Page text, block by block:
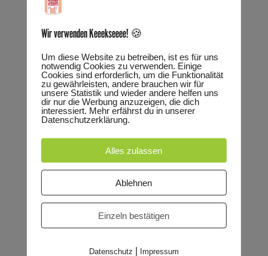
genau richtig!
Unser Spielclubs finden wöchentlich statt. Die
Kosten betragen 40 € im Monat. Der Beitrag ist so
kalkuliert, dass er auch in der schulfreien Zeit zu
entrichten ist. Er ist monatlich im Voraus fällig und
wird per Dauerauftrag erhoben. Die
Kündigungsfrist beträgt 4 Wochen.
Kurs 1 (KIDS):
Jeden Montag von 16:00 – 17:30
Uhr, 8 – 12 Jahre
: Jeden Montag von 17:45 –
19:15 Uhr, 12 – 14 Jahre
Kursleitung: EllenWawrzyniak (Schauspielerin,
Wir verwenden Keeekseeee! 🍪
Um diese Website zu betreiben, ist es für uns
notwendig Cookies zu verwenden. Einige
Cookies sind erforderlich, um die Funktionalität
zu gewährleisten, andere brauchen wir für
unsere Statistik und wieder andere helfen uns
dir nur die Werbung anzuzeigen, die dich
interessiert. Mehr erfährst du in unserer
Datenschutzerklärung.
Alles zulassen
Ablehnen
Einzeln bestätigen
Datenschutz | Impressum